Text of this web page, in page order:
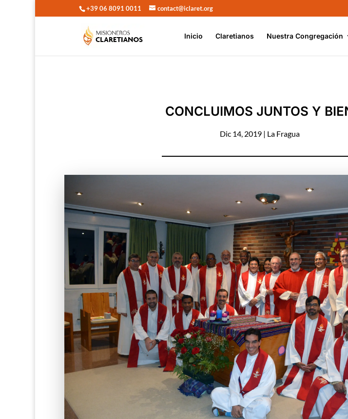
+39 06 8091 0011 contact@iclaret.org
Inicio Claretianos Nuestra Congregación
CONCLUIMOS JUNTOS Y
Dic 14, 2019| La Fragua